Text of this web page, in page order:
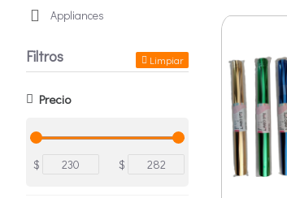
Appliances
Filtros Limpiar
Precio
$ $